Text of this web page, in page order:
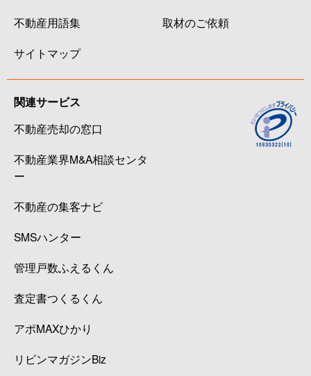
不動産用語集
サイトマップ
取材のご依頼
関連サービス
不動産売却の窓口
不動産業界M&A相談センタ
ー
不動産の集客ナビ
SMSハンター
管理戸数ふえるくん
査定書つくるくん
アポMAXひかり
リビンマガジンBiz